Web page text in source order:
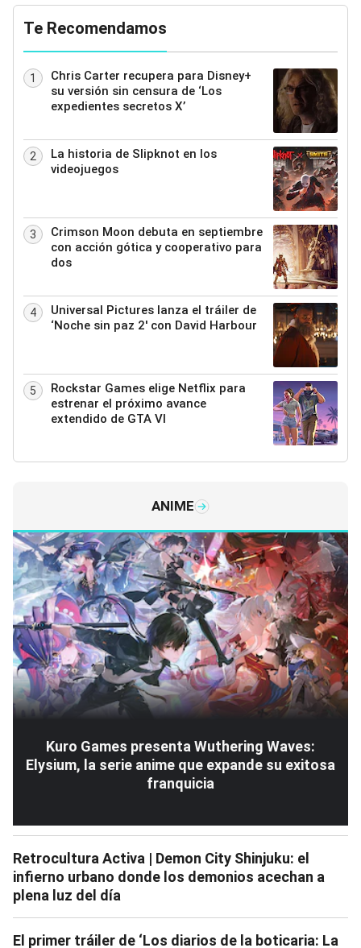
Te Recomendamos
1
Chris Carter recupera para Disney+
su versión sin censura de ‘Los
expedientes secretos X’
2
La historia de Slipknot en los
videojuegos
3
Crimson Moon debuta en septiembre
con acción gótica y cooperativo para
dos
4
Universal Pictures lanza el tráiler de
‘Noche sin paz 2′ con David Harbour
5
Rockstar Games elige Netflix para
estrenar el próximo avance
extendido de GTA VI
ANIME
Kuro Games presenta Wuthering Waves:
Elysium, la serie anime que expande su exitosa
franquicia
Retrocultura Activa | Demon City Shinjuku: el
infierno urbano donde los demonios acechan a
plena luz del día
El primer tráiler de ‘Los diarios de la boticaria: La